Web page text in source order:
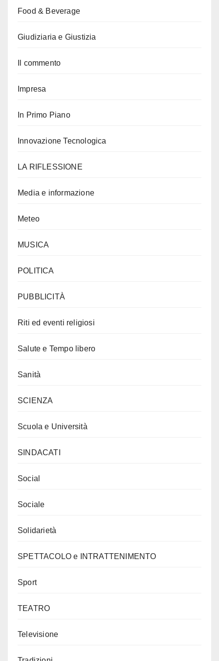
Food & Beverage
Giudiziaria e Giustizia
Il commento
Impresa
In Primo Piano
Innovazione Tecnologica
LA RIFLESSIONE
Media e informazione
Meteo
MUSICA
POLITICA
PUBBLICITÀ
Riti ed eventi religiosi
Salute e Tempo libero
Sanità
SCIENZA
Scuola e Università
SINDACATI
Social
Sociale
Solidarietà
SPETTACOLO e INTRATTENIMENTO
Sport
TEATRO
Televisione